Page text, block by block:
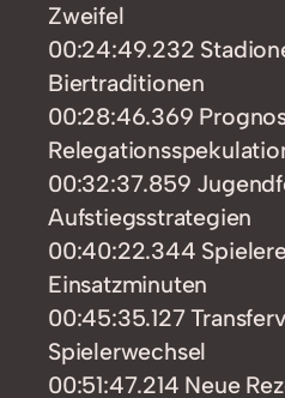
Zweifel
00:24:49.232
Biertraditionen
00:28:46.369
00:32:37.859
Aufstiegsstrategien
00:40:22.344
Einsatzminuten
00:45:35.127
Spielerwechsel
00:51:47.214 Neue